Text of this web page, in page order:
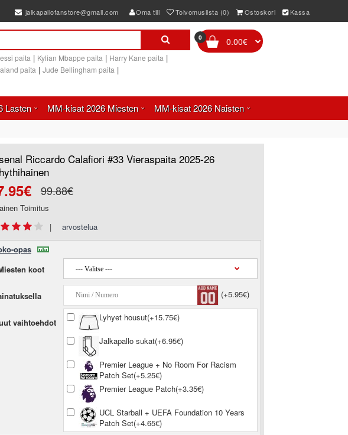
jalkapallofanstore@gmail.com Oma tili Toivomuslista (0) Ostoskori Kassa
paita | Kylian Mbappe paita | Harry Kane paita |
paita | Jude Bellingham paita |
0 0.00€
Lasten MM-kisat 2026 Miesten MM-kisat 2026 Naisten
Riccardo Calafiori #33 Vieraspaita 2025-26
99.88€
Toimitus
|
arvostelua
opas
koot
(+5.95€)
vaihtoehdot Lyhyet housut(+15.75€)
Jalkapallo sukat(+6.95€)
Premier League + No Room For Racism
Patch Set(+5.25€)
Premier League Patch(+3.35€)
UCL Starball + UEFA Foundation 10 Years
Patch Set(+4.65€)